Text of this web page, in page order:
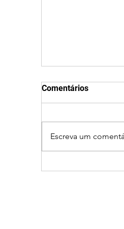
provocar
Comentários
Escreva um